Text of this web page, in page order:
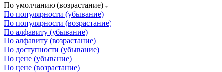
По умолчанию (возрастание)
По популярности (убывание)
По популярности (возрастание)
По алфавиту (убывание)
По алфавиту (возрастание)
По доступности (убывание)
По цене (убывание)
По цене (возрастание)